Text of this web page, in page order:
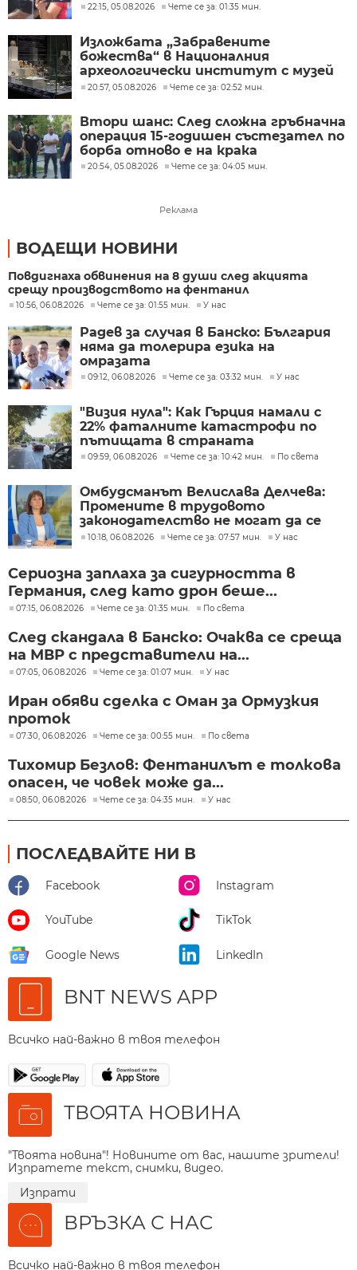
22:15, 05.08.2026 Чете се за: 01:35 мин.
Изложбата „Забравените
божества“ в Националния
археологически институт с музей
при БАН
20:57, 05.08.2026 Чете се за: 02:52 мин.
Втори шанс: След сложна гръбначна
операция 15-годишен състезател по
борба отново е на крака
20:54, 05.08.2026 Чете се за: 04:05 мин.
Реклама
ВОДЕЩИ НОВИНИ
Повдигнаха обвинения на 8 души след акцията
срещу производството на фентанил
10:56, 06.08.2026 Чете се за: 01:55 мин. У нас
Радев за случая в Банско: България
няма да толерира езика на
омразата
09:12, 06.08.2026 Чете се за: 03:32 мин. У нас
"Визия нула": Как Гърция намали с
22% фаталните катастрофи по
пътищата в страната
09:59, 06.08.2026 Чете се за: 10:42 мин. По света
Омбудсманът Велислава Делчева:
Промените в трудовото
законодателство не могат да се
правят през бюджета
10:18, 06.08.2026 Чете се за: 07:57 мин. У нас
Сериозна заплаха за сигурността в
Германия, след като дрон беше...
07:15, 06.08.2026 Чете се за: 01:35 мин. По света
След скандала в Банско: Очаква се среща
на МВР с представители на...
07:05, 06.08.2026 Чете се за: 01:07 мин. У нас
Иран обяви сделка с Оман за Ормузкия
проток
07:30, 06.08.2026 Чете се за: 00:55 мин. По света
Тихомир Безлов: Фентанилът е толкова
опасен, че човек може да...
08:50, 06.08.2026 Чете се за: 04:35 мин. У нас
ПОСЛЕДВАЙТЕ НИ В
Facebook Instagram
YouTube TikTok
Google News LinkedIn
BNT NEWS APP
Всичко най-важно в твоя телефон
ТВОЯТА НОВИНА
"Твоята новина"! Новините от вас, нашите зрители!
Изпратете текст, снимки, видео.
Изпрати
ВРЪЗКА С НАС
Всичко най-важно в твоя телефон